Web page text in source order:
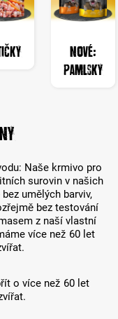
NOVÉ:
Pamlsky
Naše krmivo pro
surovin v našich
umělých barviv,
bez testování
z naší vlastní
více než 60 let
o více než 60 let